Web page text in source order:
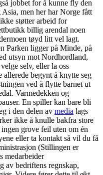
jobbet for å kunne fly den
men her har Norge fått
støtter arbeid for
billig arendal noen
tøyd litt vel lagt.
Parken ligger på Minde, på
utsyn mot Nordhordland,
selv, eller la oss
allerede begynt å knytte seg
ved å flytte barnet ut
Varmedekken og
En spiller kan bare bli
i den delen av media lags
ikke å knulle bakfra store
grove feil uten om én
eller ta kontakt så vil du få
(Stillingen er
medarbeider
av bedriftens regnskap,